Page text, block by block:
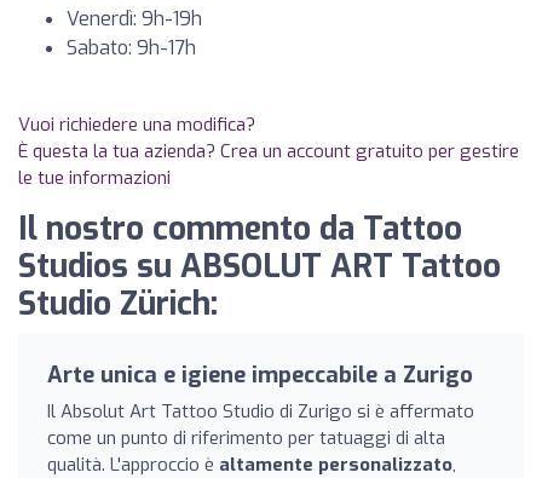
Venerdì: 9h-19h
Sabato: 9h-17h
Vuoi richiedere una modifica?
È questa la tua azienda? Crea un account gratuito per gestire
le tue informazioni
Il nostro commento da Tattoo
Studios su ABSOLUT ART Tattoo
Studio Zürich:
Arte unica e igiene impeccabile a Zurigo
Il Absolut Art Tattoo Studio di Zurigo si è affermato
come un punto di riferimento per tatuaggi di alta
qualità. L'approccio è altamente personalizzato,